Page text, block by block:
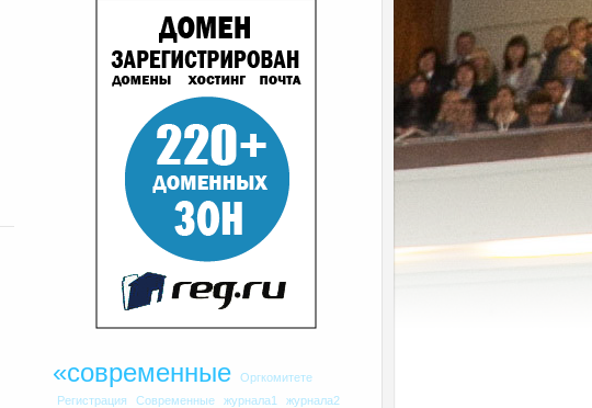
«современные
Оргкомитете
Регистрация
Современные журнала1
журнала2